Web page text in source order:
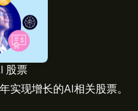
股票
实现增长的AI相关股票。